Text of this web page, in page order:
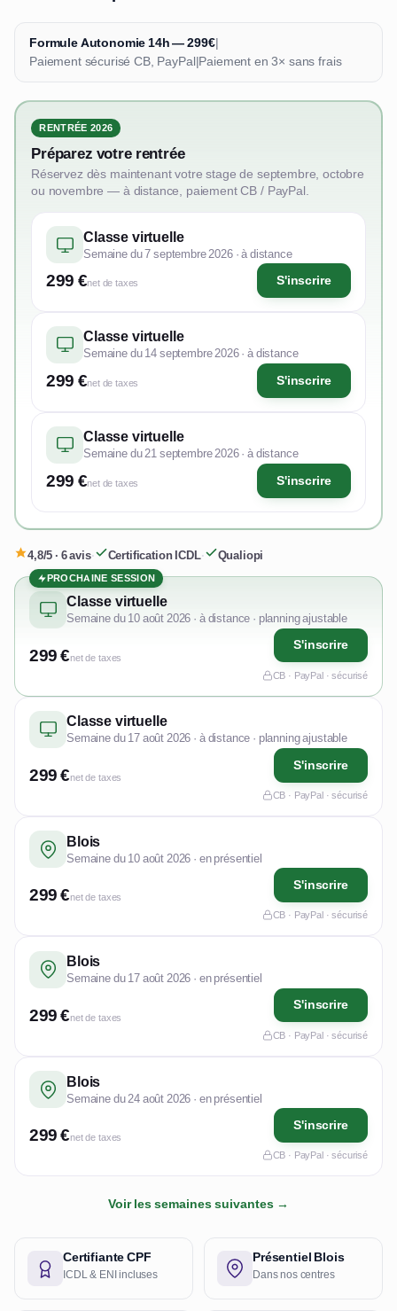
Formule Autonomie 14h — 299€|
Paiement sécurisé CB, PayPal|Paiement en 3× sans frais
RENTRÉE 2026
Préparez votre rentrée
Réservez dès maintenant votre stage de septembre, octobre
ou novembre — à distance, paiement CB / PayPal.
Classe virtuelle
Semaine du 7 septembre 2026 · à distance
299 €net de taxes S'inscrire
Classe virtuelle
Semaine du 14 septembre 2026 · à distance
299 €net de taxes S'inscrire
Classe virtuelle
Semaine du 21 septembre 2026 · à distance
299 €net de taxes S'inscrire
4,8/5 · 6 avis· Certification ICDL· Qualiopi
PROCHAINE SESSION
Classe virtuelle
Semaine du 10 août 2026 · à distance · planning ajustable
299 €net de taxes
S'inscrire
CB · PayPal · sécurisé
Classe virtuelle
Semaine du 17 août 2026 · à distance · planning ajustable
299 €net de taxes
S'inscrire
CB · PayPal · sécurisé
Blois
Semaine du 10 août 2026 · en présentiel
299 €net de taxes
S'inscrire
CB · PayPal · sécurisé
Blois
Semaine du 17 août 2026 · en présentiel
299 €net de taxes
S'inscrire
CB · PayPal · sécurisé
Blois
Semaine du 24 août 2026 · en présentiel
299 €net de taxes
S'inscrire
CB · PayPal · sécurisé
Voir les semaines suivantes →
Certifiante CPF
ICDL & ENI incluses
Présentiel Blois
Dans nos centres